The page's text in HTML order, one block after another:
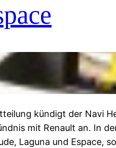
kündigt der Navi
mit Renault an. In
Laguna und Espace,